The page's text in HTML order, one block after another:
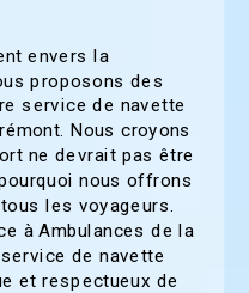
envers la
proposons des
service de navette
Nous croyons
ne devrait pas être
nous offrons
les voyageurs.
à Ambulances de la
de navette
et respectueux de